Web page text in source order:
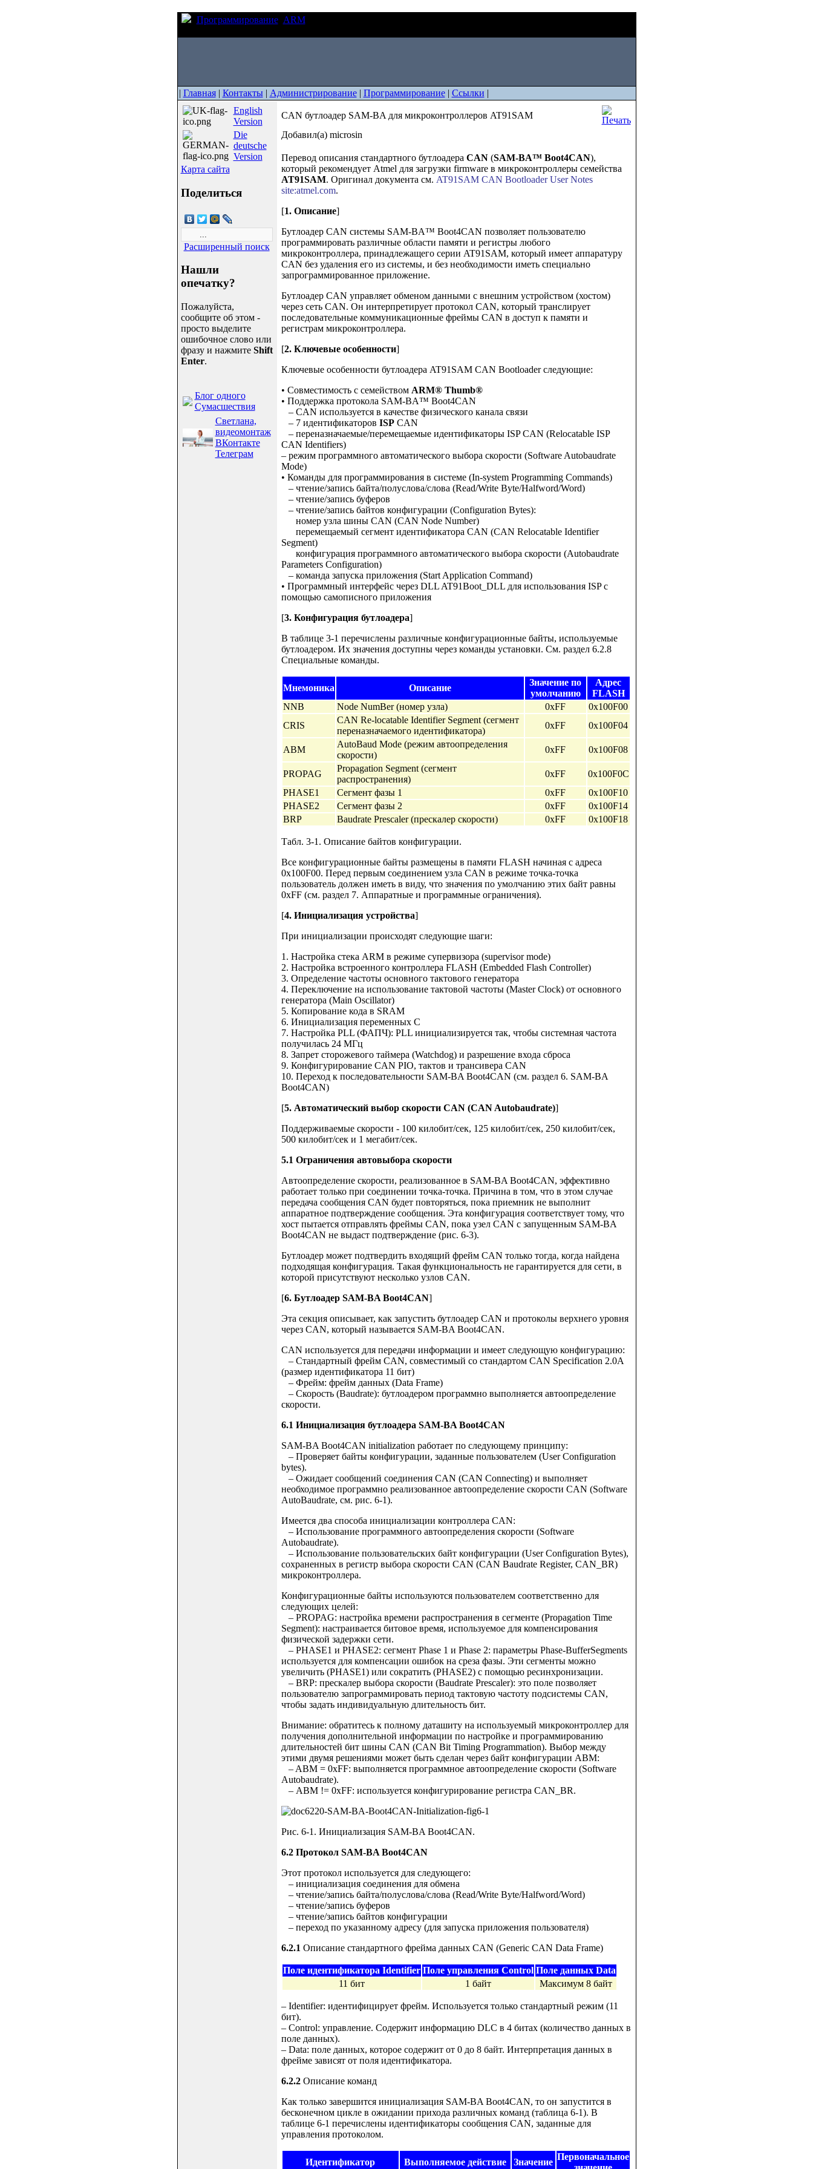
Программирование ARM
| Главная| Контакты| Администрирование| Программирование| Ссылки |
English
Version
Die
deutsche
Version
Карта сайта
Поделиться
Расширенный поиск
Нашли
опечатку?
Пожалуйста,
сообщите об этом -
просто выделите
ошибочное слово или
фразу и нажмите Shift
Enter.
Блог одного
Сумасшествия
Светлана,
видеомонтаж
ВКонтакте
Телеграм
CAN бутлоадер SAM-BA для микроконтроллеров AT91SAM
Добавил(а) microsin
Перевод описания стандартного бутлоадера CAN(SAM-BA™ Boot4CAN),
который рекомендует Atmel для загрузки firmware в микроконтроллеры семейства
AT91SAM. Оригинал документа см. AT91SAM CAN Bootloader User Notes
site:atmel.com.
[1. Описание]
Бутлоадер CAN системы SAM-BA™ Boot4CAN позволяет пользователю
программировать различные области памяти и регистры любого
микроконтроллера, принадлежащего серии AT91SAM, который имеет аппаратуру
CAN без удаления его из системы, и без необходимости иметь специально
запрограммированное приложение.
Бутлоадер CAN управляет обменом данными с внешним устройством (хостом)
через сеть CAN. Он интерпретирует протокол CAN, который транслирует
последовательные коммуникационные фреймы CAN в доступ к памяти и
регистрам микроконтроллера.
[2. Ключевые особенности]
Ключевые особенности бутлоадера AT91SAM CAN Bootloader следующие:
• Совместимость с семейством ARM® Thumb®
• Поддержка протокола SAM-BA™ Boot4CAN
– CAN используется в качестве физического канала связи
– 7 идентификаторов ISPCAN
– переназначаемые/перемещаемые идентификаторы ISP CAN (Relocatable ISP
CAN Identifiers)
– режим программного автоматического выбора скорости (Software Autobaudrate
Mode)
• Команды для программирования в системе (In-system Programming Commands)
– чтение/запись байта/полуслова/слова (Read/Write Byte/Halfword/Word)
– чтение/запись буферов
– чтение/запись байтов конфигурации (Configuration Bytes):
номер узла шины CAN (CAN Node Number)
перемещаемый сегмент идентификатора CAN (CAN Relocatable Identifier
Segment)
конфигурация программного автоматического выбора скорости (Autobaudrate
Parameters Configuration)
– команда запуска приложения (Start Application Command)
• Программный интерфейс через DLL AT91Boot_DLL для использования ISP с
помощью самописного приложения
[3. Конфигурация бутлоадера]
В таблице 3-1 перечислены различные конфигурационные байты, используемые
бутлоадером. Их значения доступны через команды установки. См. раздел 6.2.8
Специальные команды.
Мнемоника Описание
Значение по
умолчанию
Адрес
FLASH
NNB
Node NumBer (номер узла) 0xFF
0x100F00
CRIS
CAN Re-locatable Identifier Segment (сегмент
переназначаемого идентификатора)
0xFF 0x100F04
ABM
AutoBaud Mode (режим автоопределения
скорости)
0xFF 0x100F08
PROPAG
Propagation Segment (сегмент
распространения)
0xFF
0x100F0C
PHASE1
Сегмент фазы 1 0xFF
0x100F10
PHASE2
Сегмент фазы 2 0xFF
0x100F14
BRP
Baudrate Prescaler (прескалер скорости) 0xFF 0x100F18
Табл. 3-1. Описание байтов конфигурации.
Все конфигурационные байты размещены в памяти FLASH начиная с адреса
0x100F00. Перед первым соединением узла CAN в режиме точка-точка
пользователь должен иметь в виду, что значения по умолчанию этих байт равны
0xFF (см. раздел 7. Аппаратные и программные ограничения).
[4. Инициализация устройства]
При инициализации происходят следующие шаги:
1. Настройка стека ARM в режиме супервизора (supervisor mode)
2. Настройка встроенного контроллера FLASH (Embedded Flash Controller)
3. Определение частоты основного тактового генератора
4. Переключение на использование тактовой частоты (Master Clock) от основного
генератора (Main Oscillator)
5. Копирование кода в SRAM
6. Инициализация переменных C
7. Настройка PLL (ФАПЧ): PLL инициализируется так, чтобы системная частота
получилась 24 МГц
8. Запрет сторожевого таймера (Watchdog) и разрешение входа сброса
9. Конфигурирование CAN PIO, тактов и трансивера CAN
10. Переход к последовательности SAM-BA Boot4CAN (см. раздел 6. SAM-BA
Boot4CAN)
[5. Автоматический выбор скорости CAN (CAN Autobaudrate)]
Поддерживаемые скорости - 100 килобит/сек, 125 килобит/сек, 250 килобит/сек,
500 килобит/сек и 1 мегабит/сек.
5.1 Ограничения автовыбора скорости
Автоопределение скорости, реализованное в SAM-BA Boot4CAN, эффективно
работает только при соединении точка-точка. Причина в том, что в этом случае
передача сообщения CAN будет повторяться, пока приемник не выполнит
аппаратное подтверждение сообщения. Эта конфигурация соответствует тому, что
хост пытается отправлять фреймы CAN, пока узел CAN с запущенным SAM-BA
Boot4CAN не выдаст подтверждение (рис. 6-3).
Бутлоадер может подтвердить входящий фрейм CAN только тогда, когда найдена
подходящая конфигурация. Такая функциональность не гарантируется для сети, в
которой присутствуют несколько узлов CAN.
[6. Бутлоадер SAM-BA Boot4CAN]
Эта секция описывает, как запустить бутлоадер CAN и протоколы верхнего уровня
через CAN, который называется SAM-BA Boot4CAN.
CAN используется для передачи информации и имеет следующую конфигурацию:
– Стандартный фрейм CAN, совместимый со стандартом CAN Specification 2.0A
(размер идентификатора 11 бит)
– Фрейм: фрейм данных (Data Frame)
– Скорость (Baudrate): бутлоадером программно выполняется автоопределение
скорости.
6.1 Инициализация бутлоадера SAM-BA Boot4CAN
SAM-BA Boot4CAN initialization работает по следующему принципу:
– Проверяет байты конфигурации, заданные пользователем (User Configuration
bytes).
– Ожидает сообщений соединения CAN (CAN Connecting) и выполняет
необходимое программно реализованное автоопределение скорости CAN (Software
AutoBaudrate, см. рис. 6-1).
Имеется два способа инициализации контроллера CAN:
– Использование программного автоопределения скорости (Software
Autobaudrate).
– Использование пользовательских байт конфигурации (User Configuration Bytes),
сохраненных в регистр выбора скорости CAN (CAN Baudrate Register, CAN_BR)
микроконтроллера.
Конфигурационные байты используются пользователем соответственно для
следующих целей:
– PROPAG: настройка времени распространения в сегменте (Propagation Time
Segment): настраивается битовое время, используемое для компенсирования
физической задержки сети.
– PHASE1 и PHASE2: сегмент Phase 1 и Phase 2: параметры Phase-BufferSegments
используется для компенсации ошибок на среза фазы. Эти сегменты можно
увеличить (PHASE1) или сократить (PHASE2) с помощью ресинхронизации.
– BRP: прескалер выбора скорости (Baudrate Prescaler): это поле позволяет
пользователю запрограммировать период тактовую частоту подсистемы CAN,
чтобы задать индивидуальную длительность бит.
Внимание: обратитесь к полному даташиту на используемый микроконтроллер для
получения дополнительной информации по настройке и программированию
длительностей бит шины CAN (CAN Bit Timing Programmation). Выбор между
этими двумя решениями может быть сделан через байт конфигурации ABM:
– ABM = 0xFF: выполняется программное автоопределение скорости (Software
Autobaudrate).
– ABM != 0xFF: используется конфигурирование регистра CAN_BR.
Рис. 6-1. Инициализация SAM-BA Boot4CAN.
6.2 Протокол SAM-BA Boot4CAN
Этот протокол используется для следующего:
– инициализация соединения для обмена
– чтение/запись байта/полуслова/слова (Read/Write Byte/Halfword/Word)
– чтение/запись буферов
– чтение/запись байтов конфигурации
– переход по указанному адресу (для запуска приложения пользователя)
6.2.1 Описание стандартного фрейма данных CAN (Generic CAN Data Frame)
Поле идентификатора Identifier Поле управления Control Поле данных Data
11 бит
1 байт Максимум 8 байт
– Identifier: идентифицирует фрейм. Используется только стандартный режим (11
бит).
– Control: управление. Содержит информацию DLC в 4 битах (количество данных в
поле данных).
– Data: поле данных, которое содержит от 0 до 8 байт. Интерпретация данных в
фрейме зависят от поля идентификатора.
6.2.2Описание команд
Как только завершится инициализация SAM-BA Boot4CAN, то он запустится в
бесконечном цикле в ожидании прихода различных команд (таблица 6-1). В
таблице 6-1 перечислены идентификаторы сообщения CAN, заданные для
управления протоколом.
Идентификатор Выполняемое действие Значение
Первоначальное